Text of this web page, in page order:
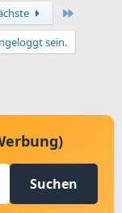
sein.
Suchen